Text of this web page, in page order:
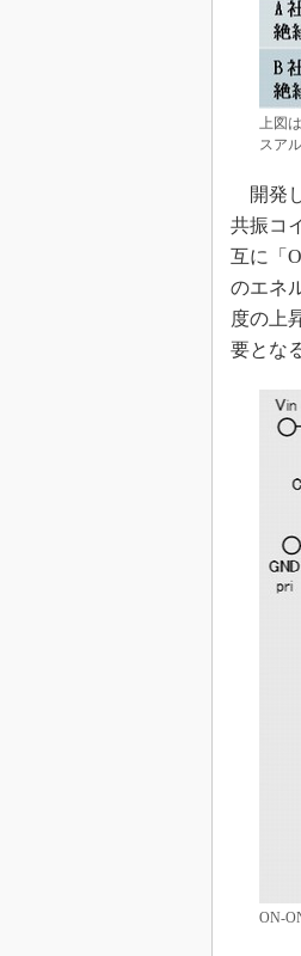
上図
スア
開発
共振コ
互に「
のエネ
度の上
要とな
ON-